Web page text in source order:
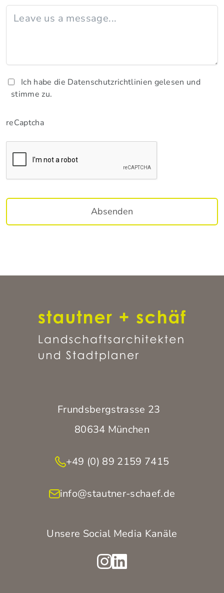
Ich habe die Datenschutzrichtlinien gelesen und
stimme zu.
reCaptcha
Absenden
Frundsbergstrasse 23
80634 München
+49 (0) 89 2159 7415
info@stautner-schaef.de
Unsere Social Media Kanäle